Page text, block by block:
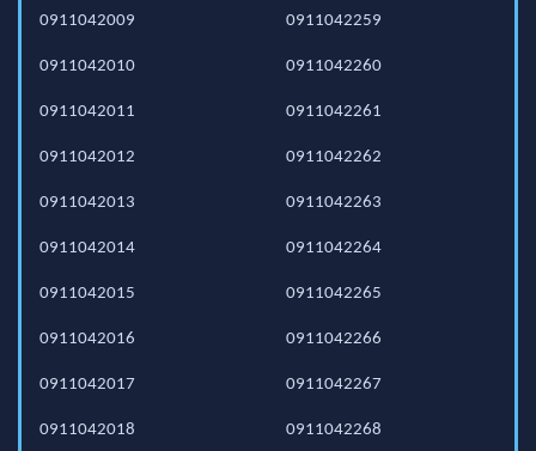
0911042009
0911042010
0911042011
0911042012
0911042013
0911042014
0911042015
0911042016
0911042017
0911042018
0911042259
0911042260
0911042261
0911042262
0911042263
0911042264
0911042265
0911042266
0911042267
0911042268